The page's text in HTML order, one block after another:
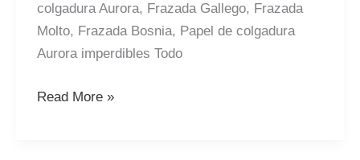
colgadura Aurora, Frazada Gallego, Frazada
Molto, Frazada Bosnia, Papel de colgadura
Aurora imperdibles Todo
Read More »